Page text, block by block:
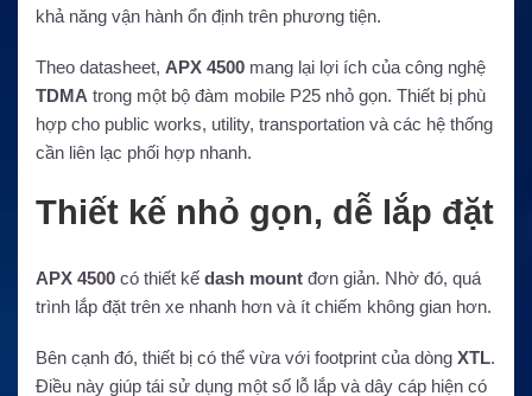
khả năng vận hành ổn định trên phương tiện.
Theo datasheet, APX 4500 mang lại lợi ích của công nghệ
TDMA trong một bộ đàm mobile P25 nhỏ gọn. Thiết bị phù
hợp cho public works, utility, transportation và các hệ thống
cần liên lạc phối hợp nhanh.
Thiết kế nhỏ gọn, dễ lắp đặt
APX 4500 có thiết kế dash mount đơn giản. Nhờ đó, quá
trình lắp đặt trên xe nhanh hơn và ít chiếm không gian hơn.
Bên cạnh đó, thiết bị có thể vừa với footprint của dòng XTL.
Điều này giúp tái sử dụng một số lỗ lắp và dây cáp hiện có